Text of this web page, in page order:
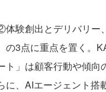
験創出とデリバリー
3点に重点を置く。
」は顧客行動や傾向
、AIエージェント搭